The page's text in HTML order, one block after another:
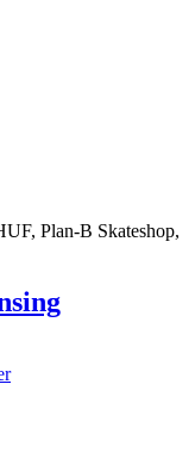
Plan-B Skateshop,